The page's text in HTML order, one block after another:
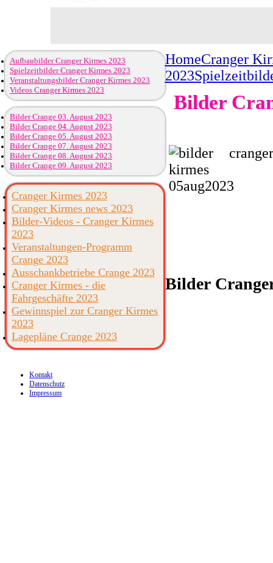
HomeCranger
2023
Bilder
Bilder
Aufbaubilder Cranger Kirmes 2023
Spielzeitbilder Cranger Kirmes 2023
Veranstaltungsbilder Cranger Kirmes 2023
Videos Cranger Kirmes 2023
Bilder Crange 03. August 2023
Bilder Crange 04. August 2023
Bilder Crange 05. August 2023
Bilder Crange 07. August 2023
Bilder Crange 08. August 2023
Bilder Crange 09. August 2023
Cranger Kirmes 2023
Cranger Kirmes news 2023
Bilder-Videos - Cranger Kirmes
2023
Veranstaltungen-Programm
Crange 2023
Ausschankbetriebe Crange 2023
Cranger Kirmes - die
Fahrgeschäfte 2023
Gewinnspiel zur Cranger Kirmes
2023
Lagepläne Crange 2023
Kontakt
Datenschutz
Impressum